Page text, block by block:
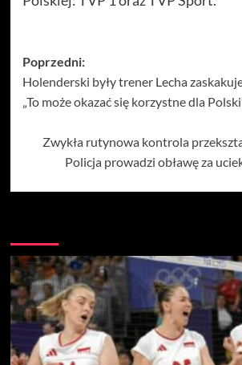
Zobacz
wpisy
Poprzedni:
Holenderski były trener Lecha
„To może okazać się korzystne dla
Zwykła rutynowa kontrola
Policja prowadzi obławę za